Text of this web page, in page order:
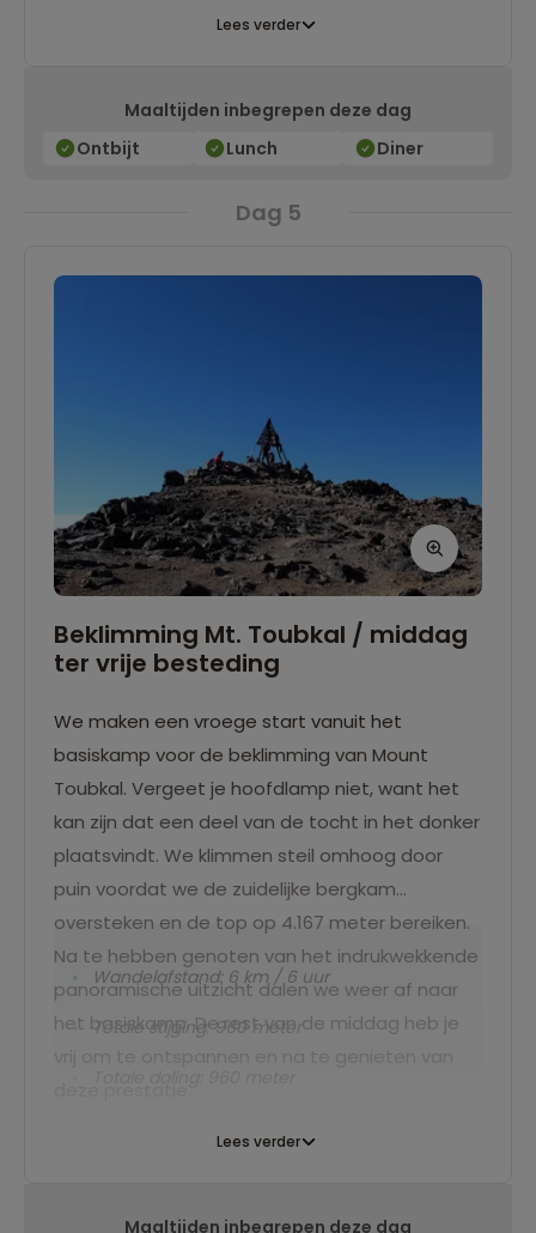
Lees verder
Maaltijden inbegrepen deze dag
Ontbijt
Lunch Diner
Dag 5
Beklimming Mt. Toubkal / middag
ter vrije besteding
We maken een vroege start vanuit het
basiskamp voor de beklimming van Mount
Toubkal. Vergeet je hoofdlamp niet, want het
kan zijn dat een deel van de tocht in het donker
plaatsvindt. We klimmen steil omhoog door
puin voordat we de zuidelijke bergkam
oversteken en de top op 4.167 meter bereiken.
Na te hebben genoten van het indrukwekkende
panoramische uitzicht dalen we weer af naar
het basiskamp. De rest van de middag heb je
Wandelafstand: 6 km / 6 uur
Totale stijging: 960 meter
Lees verder
Maaltijden inbegrepen deze dag